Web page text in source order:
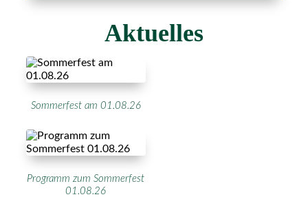
Aktuelles
Sommerfest am 01.08.26
Programm zum Sommerfest
01.08.26